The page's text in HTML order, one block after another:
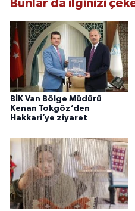
Bunlar da ilginizi
BİK Van Bölge Müdürü
Kenan Tokgöz’den
Hakkari’ye ziyaret